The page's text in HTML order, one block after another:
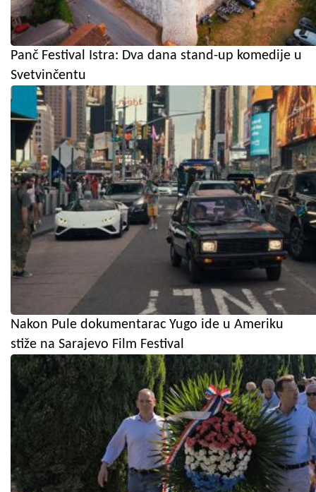
Panč Festival Istra: Dva dana stand-up komedije u
Svetvinčentu
Nakon Pule dokumentarac Yugo ide u Ameriku
stiže na Sarajevo Film Festival